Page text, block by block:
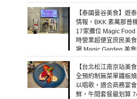
【泰國曼谷美食】遊
情報，BKK 素萬那普
17家攤位 Magic
時營業超便宜庶民美
場 Magic Garden 美
【台北松江南京站美
全預約制無菜單鐵板
以唱歌，適合商務宴
鮮，午間套餐最划算